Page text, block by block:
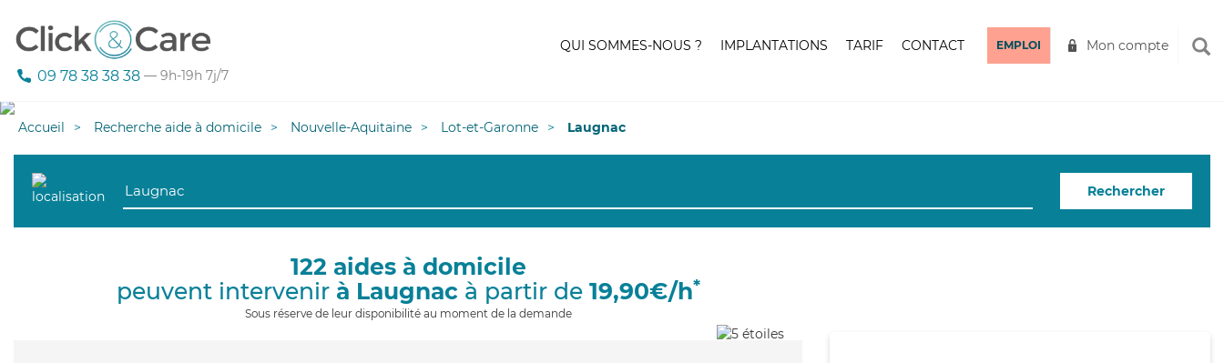
09 78 38 38 38 — 9h-19h 7j/7
QUI SOMMES-NOUS ? IMPLANTATIONS TARIF CONTACT EMPLOI Mon compte
Accueil Recherche aide à domicile Nouvelle-Aquitaine Lot-et-Garonne Laugnac
Rechercher
122 aides à domicile
peuvent intervenir à Laugnacà partir de 19,90€/h*
Sous réserve de leur disponibilité au moment de la demande